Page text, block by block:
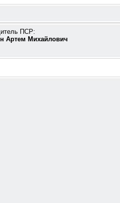
ПСР:
Артем Михайлович